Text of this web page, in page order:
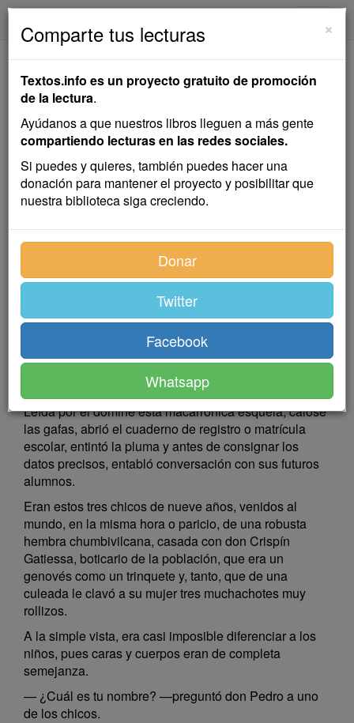
Matrícula de Colegio
Ricardo Palma
Cuento
Signore, dom Pietro Cañafistola, directtore de la
escuela municipale de Chumbivilcas, 3 de Aprile de
1890.
Mio diletto signore: Fa favore de matriculeare ne la sua
natti in questta citá de Chumbivilcas, il giorno 20 de
Febraio de 1881.
Sono suo servitore e amico
Crispín Gatiessa
Leída por el dómine esta macarrónica esquela, calóse
las gafas, abrió el cuaderno de registro o matrícula
escolar, entintó la pluma y antes de consignar los
datos precisos, entabló conversación con sus futuros
alumnos.
Eran estos tres chicos de nueve años, venidos al
mundo, en la misma hora o paricio, de una robusta
hembra chumbivilcana, casada con don Crispín
Gatiessa, boticario de la población, que era un
genovés como un trinquete y, tanto, que de una
culeada le clavó a su mujer tres muchachotes muy
rollizos.
A la simple vista, era casi imposible diferenciar a los
niños, pues caras y cuerpos eran de completa
semejanza.
— ¿Cuál es tu nombre? —preguntó don Pedro a uno
de los chicos.
×
Comparte tus lecturas
Textos.info es un proyecto gratuito de promoción
de la lectura.
Ayúdanos a que nuestros libros lleguen a más gente
compartiendo lecturas en las redes sociales.
Si puedes y quieres, también puedes hacer una
donación para mantener el proyecto y posibilitar que
nuestra biblioteca siga creciendo.
Donar
Twitter
Facebook
Whatsapp